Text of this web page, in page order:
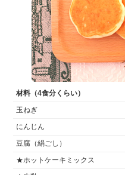
材料（4食分くらい）
玉ねぎ
にんじん
豆腐（絹ごし）
★ホットケーキミックス